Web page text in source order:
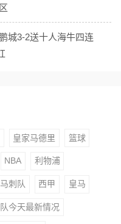
城3-2送十人海牛四连
皇家马德里 篮球
NBA 利物浦
马刺队 西甲 皇马
今天最新情况